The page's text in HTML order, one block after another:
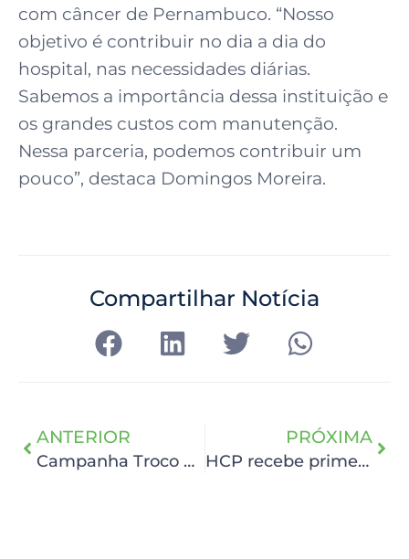
com câncer de Pernambuco. “Nosso
objetivo é contribuir no dia a dia do
hospital, nas necessidades diárias.
Sabemos a importância dessa instituição e
os grandes custos com manutenção.
Nessa parceria, podemos contribuir um
pouco”, destaca Domingos Moreira.
Compartilhar Notícia
ANTERIOR
Campanha Troco Solidário entrega primeiro cheque de 2021 ao HCP
PRÓXIMA
HCP recebe primeira entrega do Troco Solidário Novo Atacarejo